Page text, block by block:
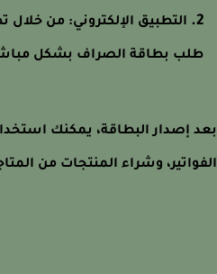
التطبيق الإلكتروني: من خلال
بطاقة الصراف بشكل مباشر.
إصدار البطاقة، يمكنك
وشراء المنتجات من المتاجر.